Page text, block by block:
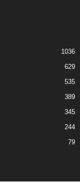
1036
629
535
389
345
244
79